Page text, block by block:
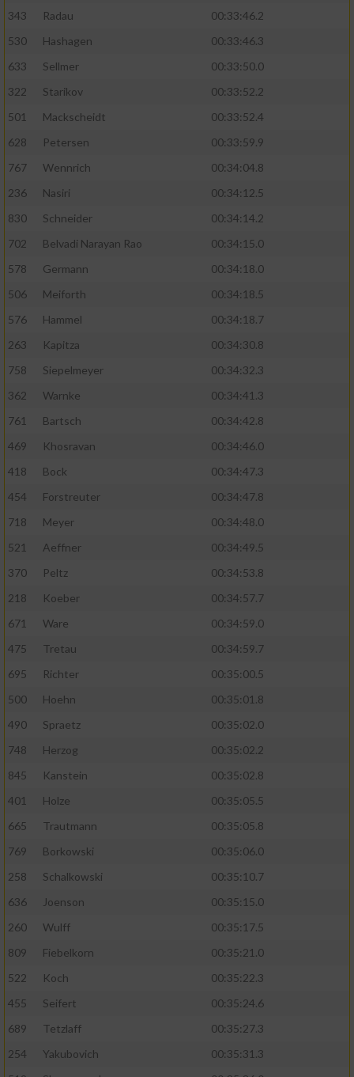
343
Radau
00:33:46.2
530
Hashagen
00:33:46.3
633
Sellmer
00:33:50.0
322
Starikov
00:33:52.2
501
Mackscheidt
00:33:52.4
628
Petersen
00:33:59.9
767
Wennrich
00:34:04.8
236
Nasiri
00:34:12.5
830
Schneider
00:34:14.2
702
Belvadi Narayan Rao
00:34:15.0
578
Germann
00:34:18.0
506
Meiforth
00:34:18.5
576
Hammel
00:34:18.7
263
Kapitza
00:34:30.8
758
Siepelmeyer
00:34:32.3
362
Warnke
00:34:41.3
761
Bartsch
00:34:42.8
469
Khosravan
00:34:46.0
418
Bock
00:34:47.3
454
Forstreuter
00:34:47.8
718
Meyer
00:34:48.0
521
Aeffner
00:34:49.5
370
Peltz
00:34:53.8
218
Koeber
00:34:57.7
671
Ware
00:34:59.0
475
Tretau
00:34:59.7
695
Richter
00:35:00.5
500
Hoehn
00:35:01.8
490
Spraetz
00:35:02.0
748
Herzog
00:35:02.2
845
Kanstein
00:35:02.8
401
Holze
00:35:05.5
665
Trautmann
00:35:05.8
769
Borkowski
00:35:06.0
258
Schalkowski
00:35:10.7
636
Joenson
00:35:15.0
260
Wulff
00:35:17.5
809
Fiebelkorn
00:35:21.0
522
Koch
00:35:22.3
455
Seifert
00:35:24.6
689
Tetzlaff
00:35:27.3
254
Yakubovich
00:35:31.3